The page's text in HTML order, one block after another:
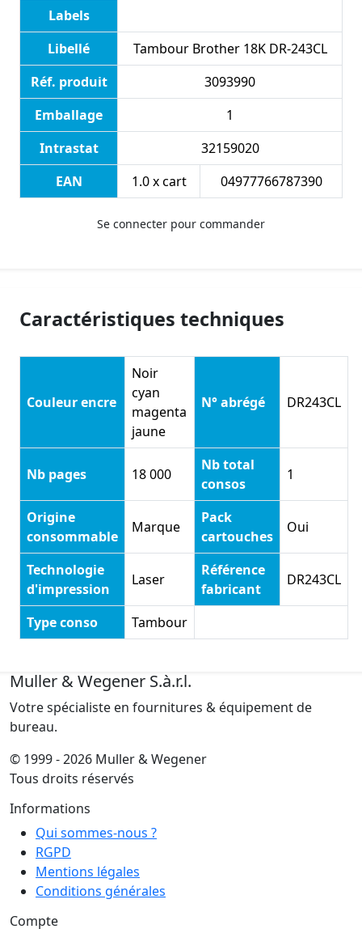
Labels
Libellé
Tambour Brother 18K DR-243CL
Réf. produit
3093990
Emballage
1
Intrastat
32159020
EAN
1.0 x cart 04977766787390
Se connecter pour commander
Caractéristiques techniques
Couleur encre
Noir
cyan
magenta
jaune
N° abrégé DR243CL
Nb pages 18 000
Nb total
consos
1
Origine
consommable
Marque
Pack
cartouches
Oui
Technologie
d'impression
Laser
Référence
fabricant
DR243CL
Type conso Tambour
Muller & Wegener S.à.r.l.
Votre spécialiste en fournitures & équipement de
bureau.
© 1999 - 2026 Muller & Wegener
Tous droits réservés
Informations
Qui sommes-nous ?
RGPD
Mentions légales
Conditions générales
Compte